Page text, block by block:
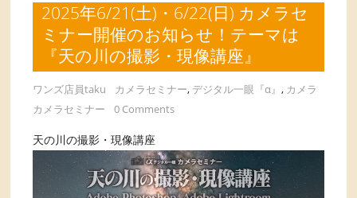
2025年6/21(土)・6/22(日) カメラセ
ミナー開催のお知らせ！テーマは
『天の川の撮影・現像講座』
ワンズ店員taku カメラセミナー, デジタル一眼『α』, カメラ
カメラセミナー
0 Comments
天の川の撮影・現像講座